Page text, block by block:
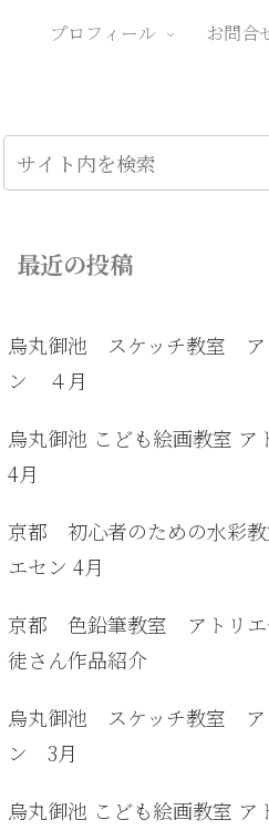
プロフィール お問合
最近の投稿
烏丸御池 スケッチ教室 ア
ン ４月
烏丸御池 こども絵画教室 ア
4月
京都 初心者のための水彩教
エセン 4月
京都 色鉛筆教室 アトリエ
徒さん作品紹介
烏丸御池 スケッチ教室 ア
ン 3月
烏丸御池 こども絵画教室 ア